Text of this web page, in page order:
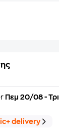
Πεμ 20/08 - Τρι
delivery